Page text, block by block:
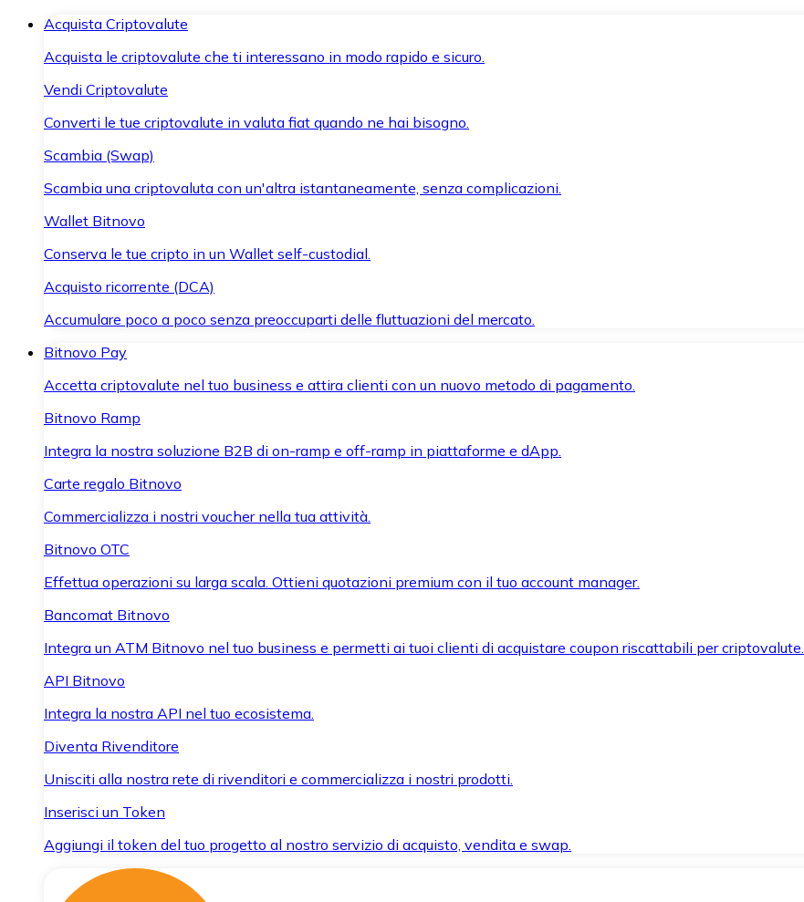
Acquista Criptovalute
Acquista le criptovalute che ti interessano in modo rapido e sicuro.
Vendi Criptovalute
Converti le tue criptovalute in valuta fiat quando ne hai bisogno.
Scambia (Swap)
Scambia una criptovaluta con un'altra istantaneamente, senza complicazioni.
Wallet Bitnovo
Conserva le tue cripto in un Wallet self-custodial.
Acquisto ricorrente (DCA)
Accumulare poco a poco senza preoccuparti delle fluttuazioni del mercato.
Bitnovo Pay
Accetta criptovalute nel tuo business e attira clienti con un nuovo metodo di pagamento.
Bitnovo Ramp
Integra la nostra soluzione B2B di on-ramp e off-ramp in piattaforme e dApp.
Carte regalo Bitnovo
Commercializza i nostri voucher nella tua attività.
Bitnovo OTC
Effettua operazioni su larga scala. Ottieni quotazioni premium con il tuo account manager.
Bancomat Bitnovo
Integra un ATM Bitnovo nel tuo business e permetti ai tuoi clienti di acquistare coupon riscattabili per criptovalute.
API Bitnovo
Integra la nostra API nel tuo ecosistema.
Diventa Rivenditore
Unisciti alla nostra rete di rivenditori e commercializza i nostri prodotti.
Inserisci un Token
Aggiungi il token del tuo progetto al nostro servizio di acquisto, vendita e swap.